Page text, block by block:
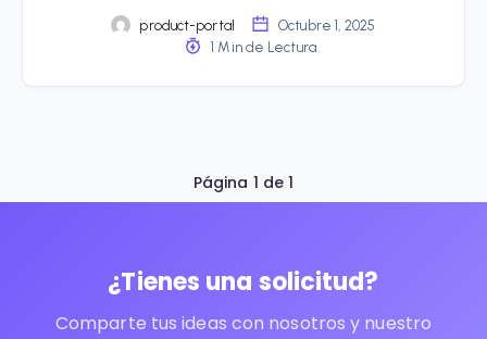
product-portal
Octubre 1, 2025
1 Min de Lectura
Página 1 de 1
¿Tienes una solicitud?
Comparte tus ideas con nosotros y nuestro